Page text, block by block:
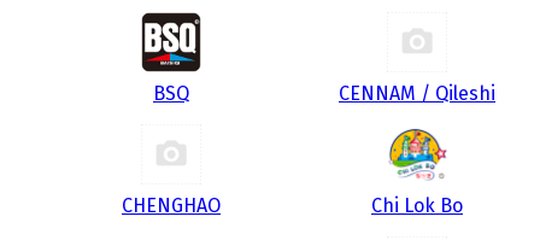
BSQ CENNAM / Qileshi
CHENGHAO Chi Lok Bo